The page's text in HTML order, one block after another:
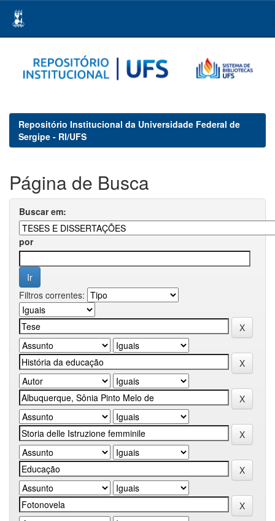
navigation
Repositório Institucional da Universidade Federal de
Sergipe - RI/UFS
Página de Busca
Buscar em:
por
Filtros correntes: